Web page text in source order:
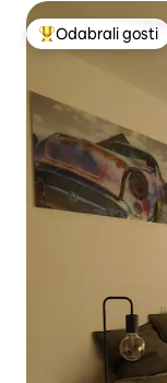
Među najviše
Odabrali gosti